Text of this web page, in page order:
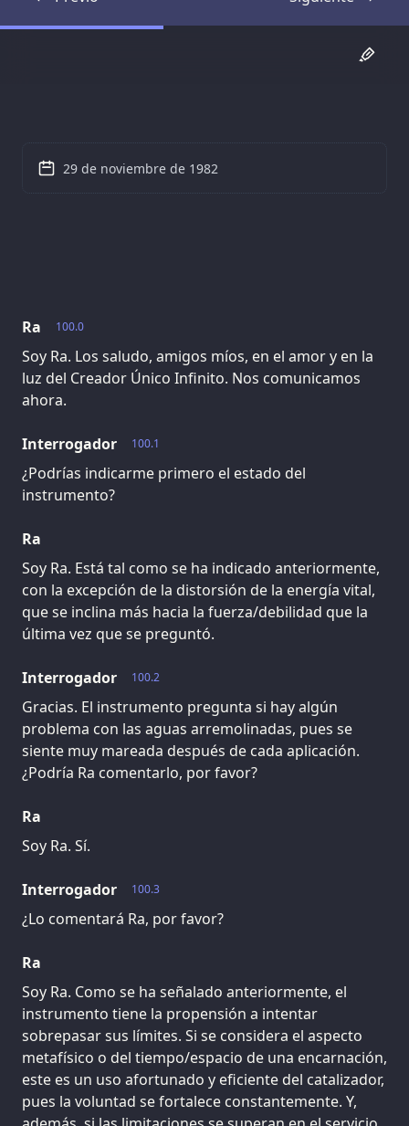
Transcripción Transcripción
100.0
Ra
Soy Ra. Los saludo, amigos míos, en el amor y en la
luz del Creador Único Infinito. Nos comunicamos
ahora.
100.1
Interrogador
¿Podrías indicarme primero el estado del
instrumento?
Ra
Soy Ra. Está tal como se ha indicado anteriormente,
con la excepción de la distorsión de la energía vital,
que se inclina más hacia la fuerza/debilidad que la
última vez que se preguntó.
100.2
Interrogador
Gracias. El instrumento pregunta si hay algún
problema con las aguas arremolinadas, pues se
siente muy mareada después de cada aplicación.
¿Podría Ra comentarlo, por favor?
Ra
Soy Ra. Sí.
100.3
Interrogador
¿Lo comentará Ra, por favor?
Ra
Soy Ra. Como se ha señalado anteriormente, el
instrumento tiene la propensión a intentar
sobrepasar sus límites. Si se considera el aspecto
metafísico o del tiempo/espacio de una encarnación,
este es un uso afortunado y eficiente del catalizador,
pues la voluntad se fortalece constantemente. Y,
29 de noviembre de 1982